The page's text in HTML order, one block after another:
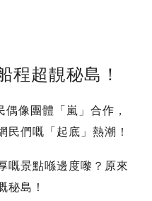
程超靚秘島！
像團體「嵐」合作，
民們嘅「起底」熱潮！
嘅景點喺邊度嚟？原來
秘島！